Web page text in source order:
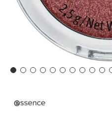
началото